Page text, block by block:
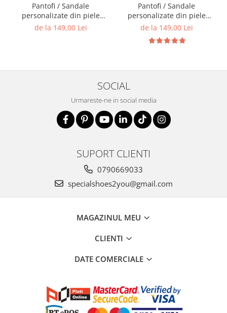
Pantofi / Sandale
personalizate din piele
naturala cu print digital -
de la 149,00 Lei
Pantofi / Sandale
personalizate din piele
naturala cu print digital -
de la 149,00 Lei
SOCIAL
Urmareste-ne in social media
SUPORT CLIENTI
0790669033
specialshoes2you@gmail.com
MAGAZINUL MEU
CLIENTI
DATE COMERCIALE